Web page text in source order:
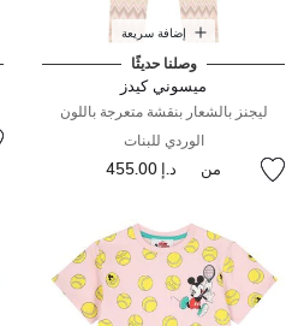
إضافة سريعة
وصلنا حديثًا
ميسوني كيدز
ليجنز بالشعار بنقشة متعرجة باللون
الوردي للبنات
من د.إ 455.00